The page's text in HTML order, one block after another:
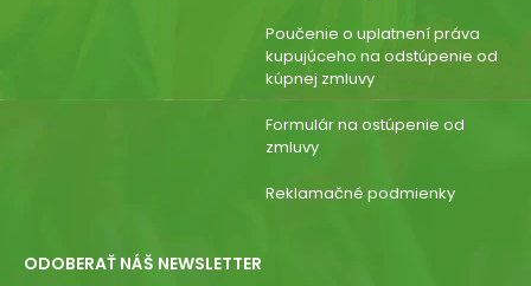
Poučenie o uplatnení práva
kupujúceho na odstúpenie od
kúpnej zmluvy
Formulár na ostúpenie od
zmluvy
Reklamačné podmienky
ODOBERAŤ NÁŠ NEWSLETTER